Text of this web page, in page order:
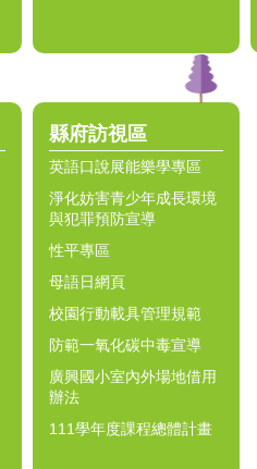
縣府訪視區
英語口說展能樂學專區
淨化妨害青少年成長環境
與犯罪預防宣導
性平專區
母語日網頁
校園行動載具管理規範
防範一氧化碳中毒宣導
廣興國小室內外場地借用
辦法
111學年度課程總體計畫